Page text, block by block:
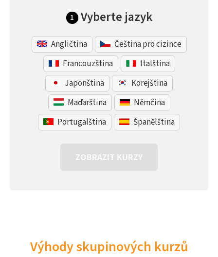
1 Vyberte jazyk
Angličtina
Čeština pro cizince
Francouzština
Italština
Japonština
Korejština
Maďarština
Němčina
Portugalština
Španělština
ZOBRAZIT KURZY
Výhody skupinových kurzů